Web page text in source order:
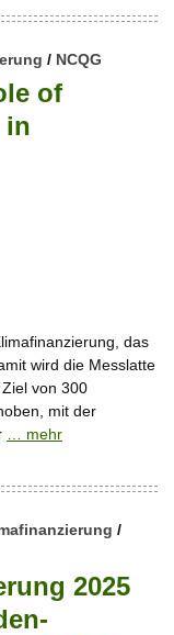
/ NCQG
of
in
das
wird die Messlatte
von 300
mit der
… mehr
/
2025